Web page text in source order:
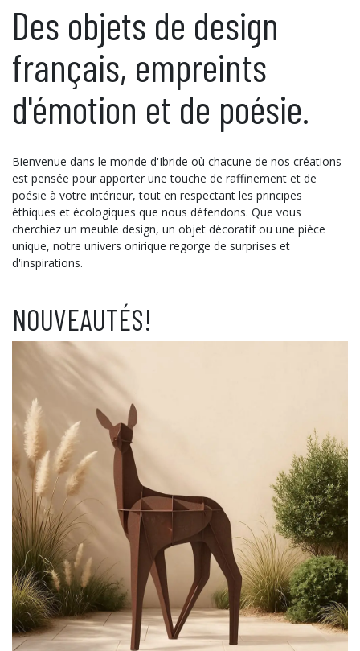
Des objets de design
français, empreints
d'émotion et de poésie.
Bienvenue dans le monde d'Ibride où chacune de nos créations
est pensée pour apporter une touche de raffinement et de
poésie à votre intérieur, tout en respectant les principes
éthiques et écologiques que nous défendons. Que vous
cherchiez un meuble design, un objet décoratif ou une pièce
unique, notre univers onirique regorge de surprises et
d'inspirations.
NOUVEAUTÉS!